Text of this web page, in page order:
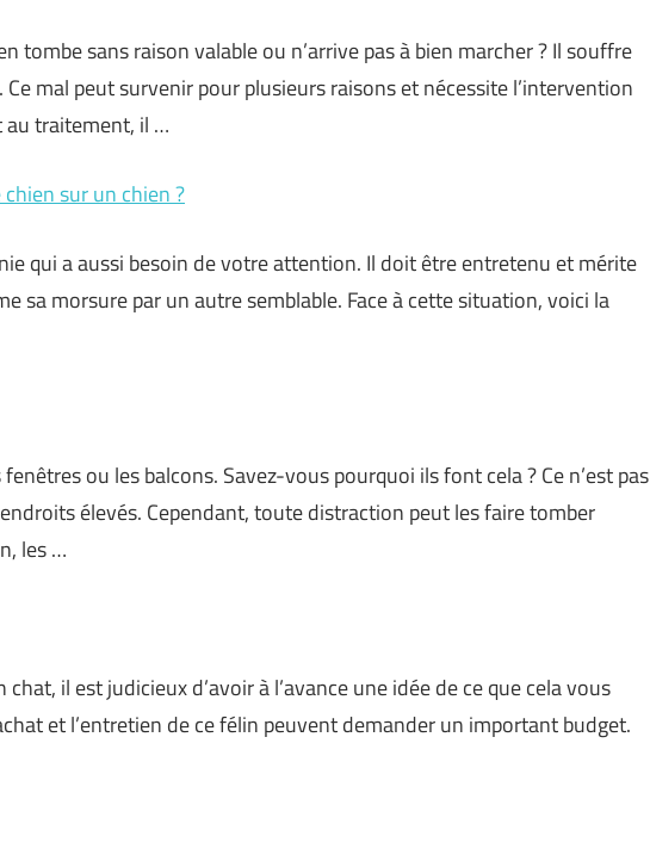
tombe sans raison valable ou n’arrive pas à bien marcher ? Il souffre
mal peut survenir pour plusieurs raisons et nécessite l’intervention
au traitement, il …
sur un chien ?
qui a aussi besoin de votre attention. Il doit être entretenu et mérite
sa morsure par un autre semblable. Face à cette situation, voici la
ou les balcons. Savez-vous pourquoi ils font cela ? Ce n’est pas
élevés. Cependant, toute distraction peut les faire tomber
les …
il est judicieux d’avoir à l’avance une idée de ce que cela vous
et l’entretien de ce félin peuvent demander un important budget.